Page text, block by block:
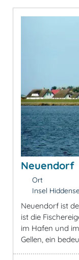
Neuendorf
Ort
Insel
Neuendorf ist
ist die
im Hafen und
Gellen, ein